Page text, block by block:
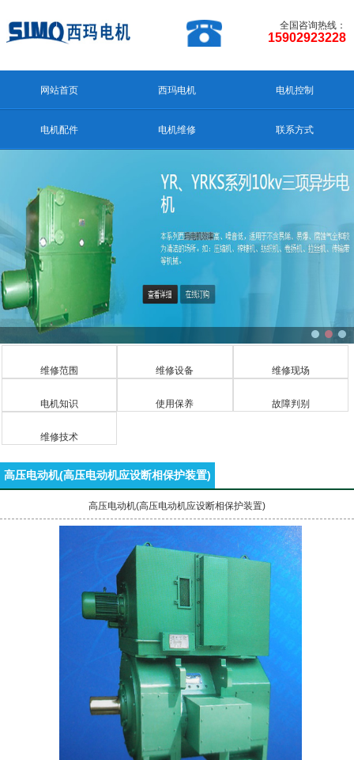
全国咨询热线：
15902923228
网站首页 西玛电机 电机控制
电机配件 电机维修 联系方式
维修范围 维修设备 维修现场
电机知识 使用保养 故障判别
维修技术
高压电动机(高压电动机应设断相保护装置)
高压电动机(高压电动机应设断相保护装置)